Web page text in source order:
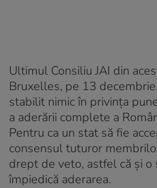
Ultimul Consiliu JAI din
Bruxelles, pe 13
stabilit nimic în privința
a aderării complete a
Pentru ca un stat să fie
consensul tuturor
drept de veto, astfel că și o
împiedică aderarea.